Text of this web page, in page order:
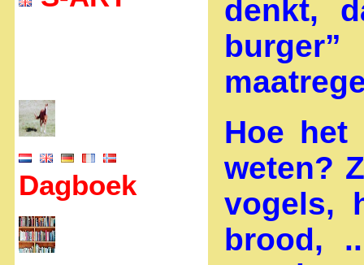
Dagboek
denkt,
Hoe
weten?
vogels,
brood,